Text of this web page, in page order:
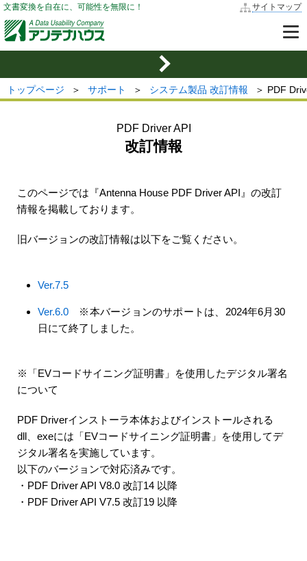
文書変換を自在に、可能性を無限に！ サイトマップ
トップページ ＞ サポート ＞ システム製品 改訂情報 ＞ PDF
PDF Driver API
改訂情報
このページでは『Antenna House PDF Driver API』の改訂
情報を掲載しております。
旧バージョンの改訂情報は以下をご覧ください。
Ver.7.5
Ver.6.0 ※本バージョンのサポートは、2024年6月30
日にて終了しました。
※「EVコードサイニング証明書」を使用したデジタル署名
について
PDF Driverインストーラ本体およびインストールされる
dll、exeには「EVコードサイニング証明書」を使用してデ
ジタル署名を実施しています。
以下のバージョンで対応済みです。
・PDF Driver API V8.0 改訂14 以降
・PDF Driver API V7.5 改訂19 以降